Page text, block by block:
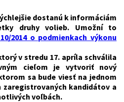
dostanú k informáciám
druhy volieb. Umožní to
2014 o podmienkach výkonu
v stredu 17. apríla schválila
cieľom je vytvoriť nový
sa bude viesť na jednom
kandidátov a
voľbách.